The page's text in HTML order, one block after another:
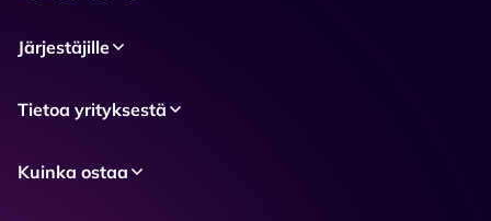
Järjestäjille
Tietoa yrityksestä
Kuinka ostaa